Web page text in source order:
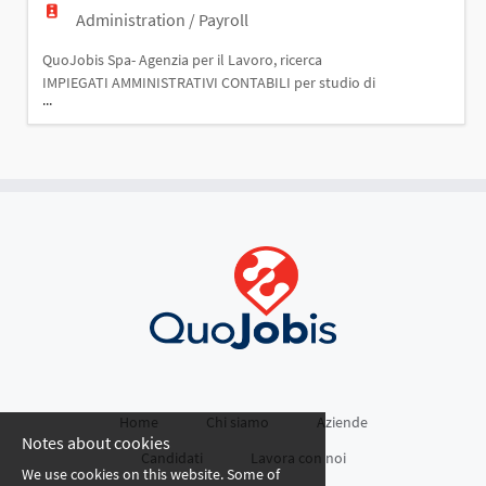
Administration / Payroll
QuoJobis Spa- Agenzia per il Lavoro, ricerca
IMPIEGATI AMMINISTRATIVI CONTABILI per studio di
consulenza. Le risorse individuate si occuperanno
di: · Gestione della contabilità generale e prima nota
...
Home Chi siamo
Aziende
Candidati
Lavora con noi
Notes about cookies
We use cookies on this website. Some of